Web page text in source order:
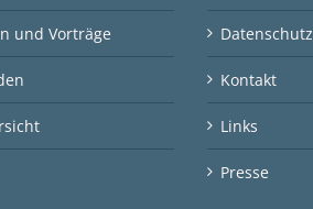
und Vorträge Datenschutz
Kontakt
Links
Presse